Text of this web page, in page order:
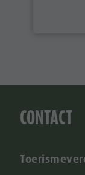
CONTACT